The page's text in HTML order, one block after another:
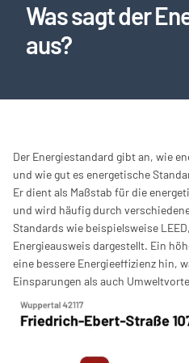
Was sagt der
aus?
Der Energiestandard gibt an, wie
und wie gut es energetische
Er dient als Maßstab für die
und wird häufig durch
Standards wie beispielsweise
Energieausweis dargestellt. Ein
eine bessere Energieeffizienz hin,
Einsparungen als auch